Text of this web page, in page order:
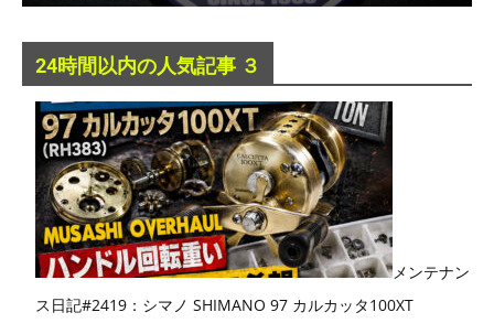
24時間以内の人気記事 ３
メンテナン
ス日記#2419：シマノ SHIMANO 97 カルカッタ100XT